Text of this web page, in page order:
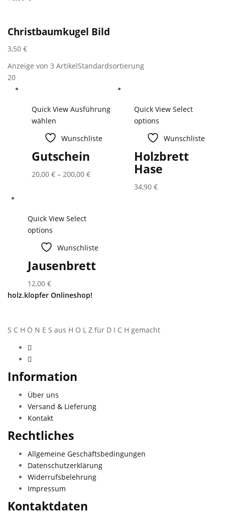
Christbaumkugel Bild
3,50 €
Anzeige von 3 ArtikelStandardsortierung
20
Quick ViewAusführung
wählen
Wunschliste
Gutschein
20,00€ –200,00€
Quick ViewSelect
options
Wunschliste
Holzbrett
Hase
34,90€
Quick View Select
options
Wunschliste
Jausenbrett
12,00 €
holz.klopfer Onlineshop!
S C H Ö N E S aus H O L Z für D I C H gemacht
Information
Über uns
Versand & Lieferung
Kontakt
Rechtliches
Allgemeine Geschäftsbedingungen
Datenschutzerklärung
Widerrufsbelehrung
Impressum
Kontaktdaten